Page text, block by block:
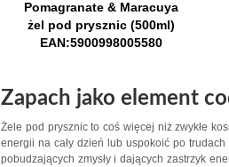
Pomagranate & Maracuya
żel pod prysznic (500ml)
EAN:5900998005580
Zapach jako element
Żele pod prysznic to coś więcej niż zwykłe
energii na cały dzień lub uspokoić po
pobudzających zmysły i dających zastrzyk